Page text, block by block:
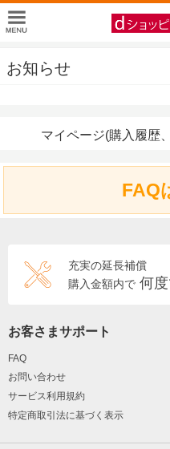
お知らせ
マイページ(購入履歴
FAQ
充実の延長補償
購入金額内で 何
お客さまサポート
FAQ
お問い合わせ
サービス利用規約
特定商取引法に基づく表示